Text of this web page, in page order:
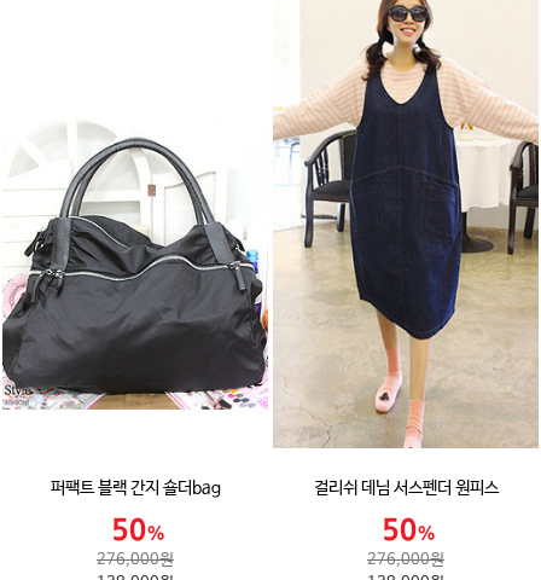
퍼팩트 블랙 간지 숄더bag
276,000원
걸리쉬 데님 서스펜더 원피스
276,000원